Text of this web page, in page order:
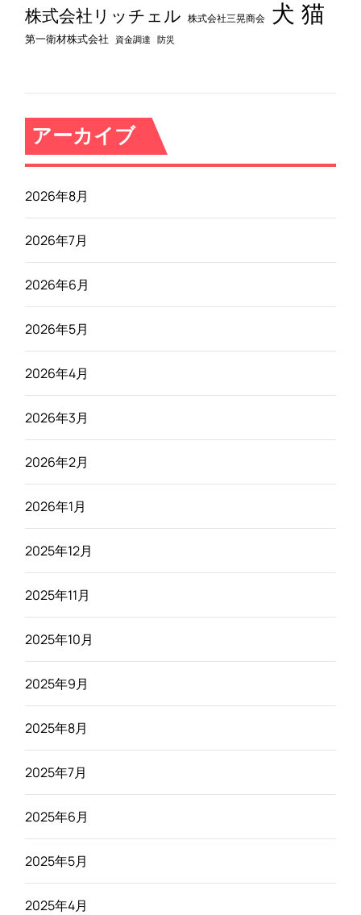
株式会社リッチェル 株式会社三晃商会 犬 猫
第一衛材株式会社 資金調達 防災
アーカイブ
2026年8月
2026年7月
2026年6月
2026年5月
2026年4月
2026年3月
2026年2月
2026年1月
2025年12月
2025年11月
2025年10月
2025年9月
2025年8月
2025年7月
2025年6月
2025年5月
2025年4月